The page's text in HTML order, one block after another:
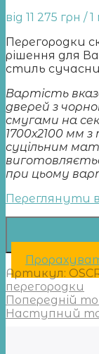
від 11 275 грн / 1
Перегородки
рішення для
стиль
Вартість
дверей з
смугами на
1700х2100 мм
суцільним
при цьому
Переглянути
Артикул:
перегородки
Попередній
Наступний